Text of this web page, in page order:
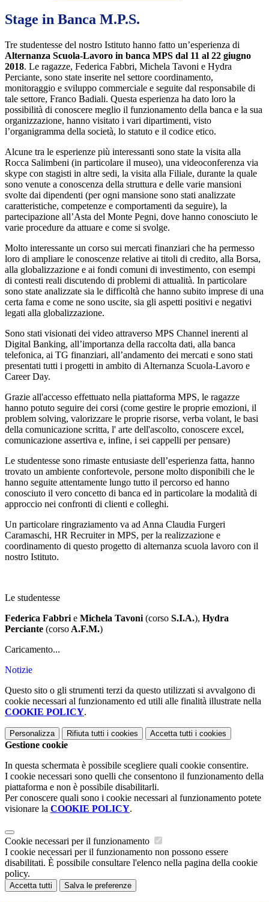
Stage in Banca M.P.S.
Tre studentesse del nostro Istituto hanno fatto un’esperienza di
Alternanza Scuola-Lavoro in banca MPS dal 11 al 22 giugno
2018. Le ragazze, Federica Fabbri, Michela Tavoni e Hydra
Perciante, sono state inserite nel settore coordinamento,
monitoraggio e sviluppo commerciale e seguite dal responsabile di
tale settore, Franco Badiali. Questa esperienza ha dato loro la
possibilità di conoscere meglio il funzionamento della banca e la sua
organizzazione, hanno visitato i vari dipartimenti, visto
l’organigramma della società, lo statuto e il codice etico.
Alcune tra le esperienze più interessanti sono state la visita alla
Rocca Salimbeni (in particolare il museo), una videoconferenza via
skype con stagisti in altre sedi, la visita alla Filiale, durante la quale
sono venute a conoscenza della struttura e delle varie mansioni
svolte dai dipendenti (per ogni mansione sono stati analizzate
caratteristiche, competenze e comportamenti da seguire), la
partecipazione all’Asta del Monte Pegni, dove hanno conosciuto le
varie procedure da attuare e come si svolge.
Molto interessante un corso sui mercati finanziari che ha permesso
loro di ampliare le conoscenze relative ai titoli di credito, alla Borsa,
alla globalizzazione e ai fondi comuni di investimento, con esempi
di contesti reali discutendo di problemi di attualità. In particolare
sono state analizzate sia le difficoltà che hanno subito imprese di una
certa fama e come ne sono uscite, sia gli aspetti positivi e negativi
legati alla globalizzazione.
Sono stati visionati dei video attraverso MPS Channel inerenti al
Digital Banking, all’importanza della raccolta dati, alla banca
telefonica, ai TG finanziari, all’andamento dei mercati e sono stati
presentati tutti i progetti in ambito di Alternanza Scuola-Lavoro e
Career Day.
Grazie all'accesso effettuato nella piattaforma MPS, le ragazze
hanno potuto seguire dei corsi (come gestire le proprie emozioni, il
problem solving, valorizzare le proprie risorse, verba volant, le basi
della comunicazione scritta, l' arte dell'ascolto, conoscere excel,
comunicazione assertiva e, infine, i sei cappelli per pensare)
Le studentesse sono rimaste entusiaste dell’esperienza fatta, hanno
trovato un ambiente confortevole, persone molto disponibili che le
hanno seguite attentamente lungo tutto il percorso ed hanno
conosciuto il vero concetto di banca ed in particolare la modalità di
approccio nei confronti di clienti e colleghi.
Un particolare ringraziamento va ad Anna Claudia Furgeri
Caramaschi, HR Recruiter in MPS, per la realizzazione e
coordinamento di questo progetto di alternanza scuola lavoro con il
nostro Istituto.
Le studentesse
Federica Fabbri e Michela Tavoni (corso S.I.A.), Hydra
Perciante (corso A.F.M.)
Caricamento...
Notizie
Questo sito o gli strumenti terzi da questo utilizzati si avvalgono di
cookie necessari al funzionamento ed utili alle finalità illustrate nella
COOKIE POLICY.
Personalizza Rifiuta tutti i cookies Accetta tutti i cookies
Gestione cookie
In questa schermata è possibile scegliere quali cookie consentire.
I cookie necessari sono quelli che consentono il funzionamento della
piattaforma e non è possibile disabilitarli.
Per conoscere quali sono i cookie necessari al funzionamento potete
visionare la COOKIE POLICY.
Cookie necessari per il funzionamento
I cookie necessari per il funzionamento non possono essere
disabilitati. È possibile consultare l'elenco nella pagina della cookie
policy.
Accetta tutti Salva le preferenze